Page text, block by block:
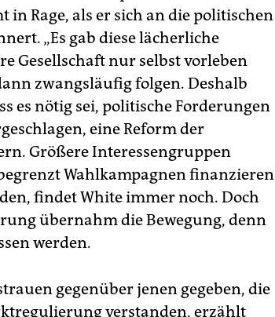
in Rage, als er sich an die politischen
„Es gab diese lächerliche
Gesellschaft nur selbst vorleben
zwangsläufig folgen. Deshalb
es nötig sei, politische Forderungen
eine Reform der
Größere Interessengruppen
Wahlkampagnen finanzieren
findet White immer noch. Doch
übernahm die Bewegung, denn
werden.
gegenüber jenen gegeben, die
verstanden, erzählt